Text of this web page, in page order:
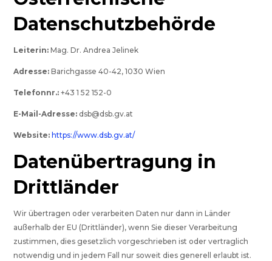
Datenschutzbehörde
Leiterin: Mag. Dr. Andrea Jelinek
Adresse: Barichgasse 40-42, 1030 Wien
Telefonnr.: +43 1 52 152-0
E-Mail-Adresse: dsb@dsb.gv.at
Website: https://www.dsb.gv.at/
Datenübertragung in
Drittländer
Wir übertragen oder verarbeiten Daten nur dann in Länder
außerhalb der EU (Drittländer), wenn Sie dieser Verarbeitung
zustimmen, dies gesetzlich vorgeschrieben ist oder vertraglich
notwendig und in jedem Fall nur soweit dies generell erlaubt ist.